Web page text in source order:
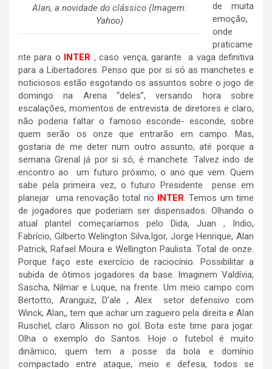
Alan, a novidade do clássico (Imagem:
Yahoo)
de muita
emoção,
onde
praticame
nte para o INTER , caso vença, garante a vaga definitiva
para a Libertadores. Penso que por si só as manchetes e
noticiosos estão esgotando os assuntos sobre o jogo de
domingo na Arena “deles”, versando hora sobre
escalações, momentos de entrevista de diretores e claro,
não poderia faltar o famoso esconde- esconde, sobre
quem serão os onze que entrarão em campo. Mas,
gostaria de me deter num outro assunto, até porque a
semana Grenal já por si só, é manchete. Talvez indo de
encontro ao um futuro próximo, o ano que vem. Quem
sabe pela primeira vez, o futuro Presidente pense em
planejar uma renovação total no INTER. Temos um time
de jogadores que poderiam ser dispensados. Olhando o
atual plantel começaríamos pelo Dida, Juan , Indio,
Fabrício, Gilberto Welington Silva,Igor, Jorge Henrique, Alan
Patrick, Rafael Moura e Wellington Paulista. Total de onze.
Porque faço este exercício de raciocínio. Possibilitar a
subida de ótimos jogadores da base. Imaginem Valdívia,
Sascha, Nilmar e Luque, na frente. Um meio campo com
Bertotto, Aranguiz, D’ale , Alex setor defensivo com
Winck, Alan,, tem que achar um zagueiro pela direita e Alan
Ruschel, claro Alisson no gol. Bota este time para jogar.
Olha o exemplo do Santos. Hoje o futebol é muito
dinâmico, quem tem a posse da bola e domínio
compactado entre ataque, meio e defesa, todos se